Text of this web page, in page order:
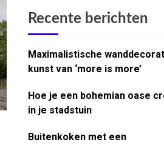
Recente berichten
Maximalistische
kunst van ‘more is more’
Hoe je een bohemian oase
in je stadstuin
Buitenkoken met een